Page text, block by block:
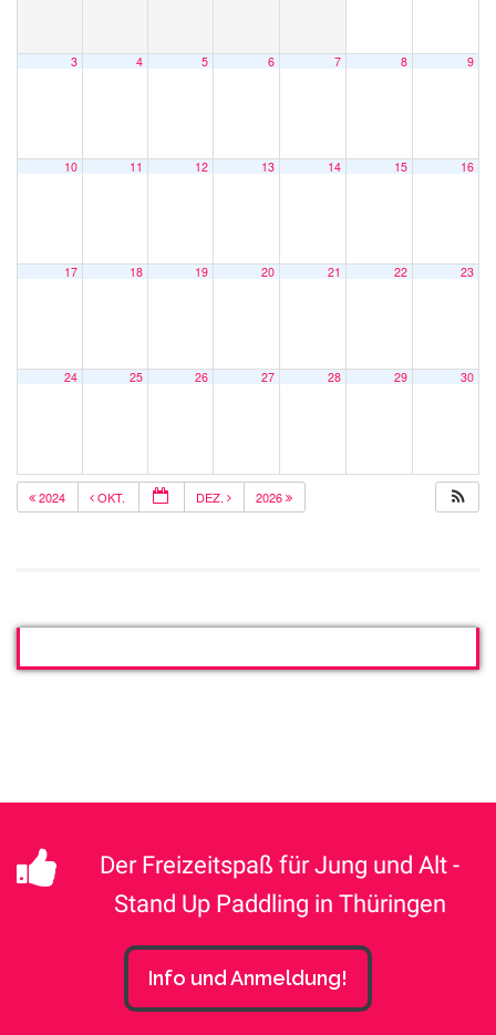
3 4 5 6 7 8 9
10 11 12 13 14 15 16
17 18 19 20 21 22 23
24 25 26 27 28 29 30
2024 OKT. DEZ. 2026
Der Freizeitspaß für Jung und Alt -
Stand Up Paddling in Thüringen
Info und Anmeldung!